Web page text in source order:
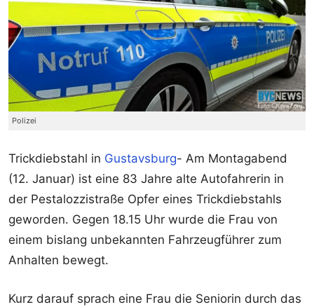
Polizei
Trickdiebstahl in Gustavsburg- Am Montagabend
(12. Januar) ist eine 83 Jahre alte Autofahrerin in
der Pestalozzistraße Opfer eines Trickdiebstahls
geworden. Gegen 18.15 Uhr wurde die Frau von
einem bislang unbekannten Fahrzeugführer zum
Anhalten bewegt.
Kurz darauf sprach eine Frau die Seniorin durch das